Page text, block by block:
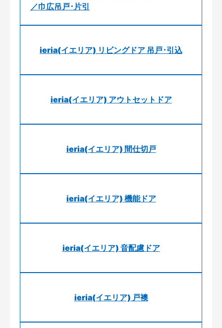
／巾広吊戸･片引
ieria(イエリア) リビングドア 吊戸･引込
ieria(イエリア) アウトセットドア
ieria(イエリア) 間仕切戸
ieria(イエリア) 機能ドア
ieria(イエリア) 音配慮ドア
ieria(イエリア) 戸襖